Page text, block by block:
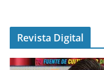
Revista Digital